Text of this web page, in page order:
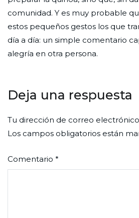
comunidad. Y es muy probable
estos pequeños gestos los que
día a día: un simple comentario
alegría en otra persona.
Deja una respuesta
Tu dirección de correo
Los campos obligatorios están
Comentario *